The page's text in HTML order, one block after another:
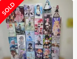
プレ衣装フルセット
ウィッグ付